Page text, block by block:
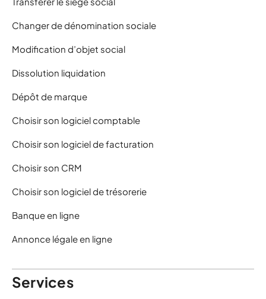
Changer de dénomination sociale
Modification d’objet social
Dissolution liquidation
Dépôt de marque
Choisir son logiciel comptable
Choisir son logiciel de facturation
Choisir son CRM
Choisir son logiciel de trésorerie
Banque en ligne
Annonce légale en ligne
Services